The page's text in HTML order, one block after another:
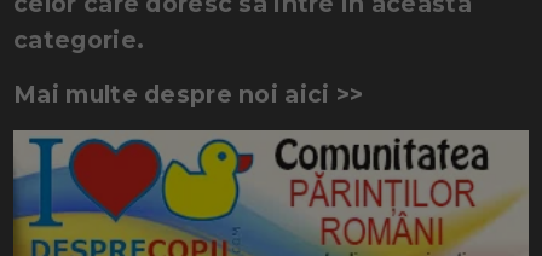
categorie.
Mai multe despre noi aici >>